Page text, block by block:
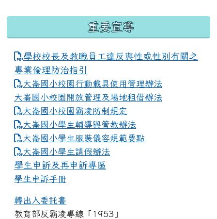
重要宣導
學校校長及教職員工違反與性或性別有關之
專業倫理防治指引
大崙國小校園行動載具使用管理辦法
大崙國小校園開放管理及場地租借辦法
大崙國小校園霸凌防制規定
大崙國小學生輔導與管教辦法
大崙國小學生服裝儀容規範要點
link to https://www.dles.tyc.edu.tw/uploads/
大崙國小學生請假辦法
學生申訴及再申訴專區
學生申訴手冊
轉出入委託書
教育部反霸凌專線「1953」